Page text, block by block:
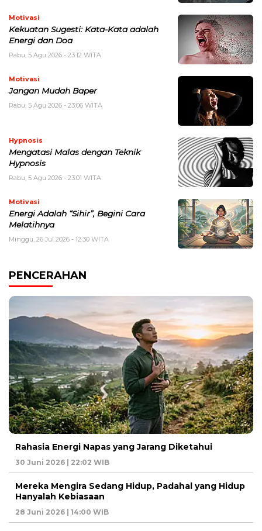
Motivasi
Kekuatan Sugesti: Kata-Kata adalah
Energi dan Doa
Rabu, 5 Agu 2026 - 23:12 WITA
Motivasi
Jangan Mudah Baper
Rabu, 5 Agu 2026 - 23:06 WITA
Hypnosis
Mengatasi Malas dengan Teknik
Hypnosis
Rabu, 5 Agu 2026 - 23:01 WITA
Motivasi
Energi Adalah “Sihir”, Begini Cara
Melatihnya
Minggu, 26 Jul 2026 - 12:30 WITA
PENCERAHAN
Rahasia Energi Napas yang Jarang Diketahui
30 Juni 2026 | 22:02 WIB
Mereka Mengira Sedang Hidup, Padahal yang Hidup
Hanyalah Kebiasaan
28 Juni 2026 | 14:00 WIB